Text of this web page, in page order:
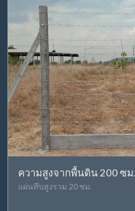
ความสูงจากพื้นดิน 200 ซม.
แผ่นทึบสูงรวม 20 ซม.